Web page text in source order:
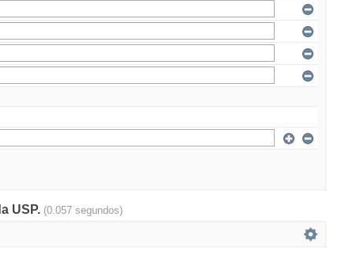
USP. (0.057 segundos)